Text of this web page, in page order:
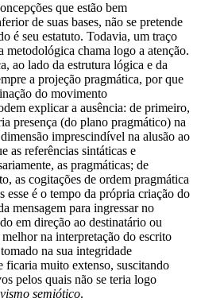
que estão bem
de suas bases, não se pretende
é seu estatuto. Todavia, um traço
metodológica chama logo a atenção.
ao lado da estrutura lógica e da
a projeção pragmática, por que
do movimento
explicar a ausência: de primeiro,
presença (do plano pragmático) na
imprescindível na alusão ao
as referências sintáticas e
as pragmáticas; de
as cogitações de ordem pragmática
esse é o tempo da própria criação do
mensagem para ingressar no
em direção ao destinatário ou
na interpretação do escrito
na sua integridade
muito extenso, suscitando
pelos quais não se teria logo
semiótico.